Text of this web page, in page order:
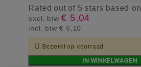
Ratedout of 5 stars based on
excl. btw€ 5,04
incl. btw€ 6,10
 Beperkt op voorraad
IN WINKELWAGEN